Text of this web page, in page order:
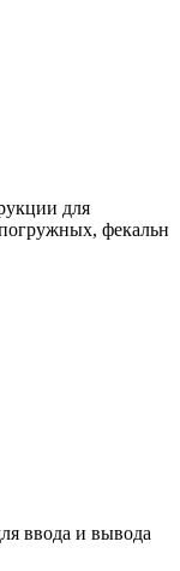
для
фекальн
ввода и вывода